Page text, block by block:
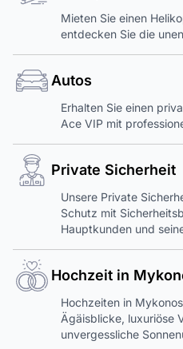
Mieten Sie einen
entdecken Sie die
Autos
Erhalten Sie einen
Ace VIP mit
Private Sicherheit
Unsere Private
Schutz mit
Hauptkunden und
Hochzeit in
Hochzeiten in
Ägäisblicke, luxuriöse
unvergessliche